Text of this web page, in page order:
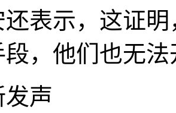
还表示，这证
，他们也无
声